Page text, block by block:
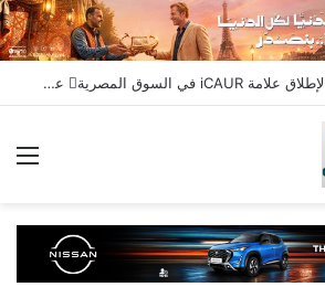
جي بي أوتو تستعد لإطلاق علامة iCAUR في السوق المصرية علامة عالمية جديدة لسيارات الطاقة الجديدة تجمع بين التكنولوجيا الذكية والتصميم الجريء وروح المغامر